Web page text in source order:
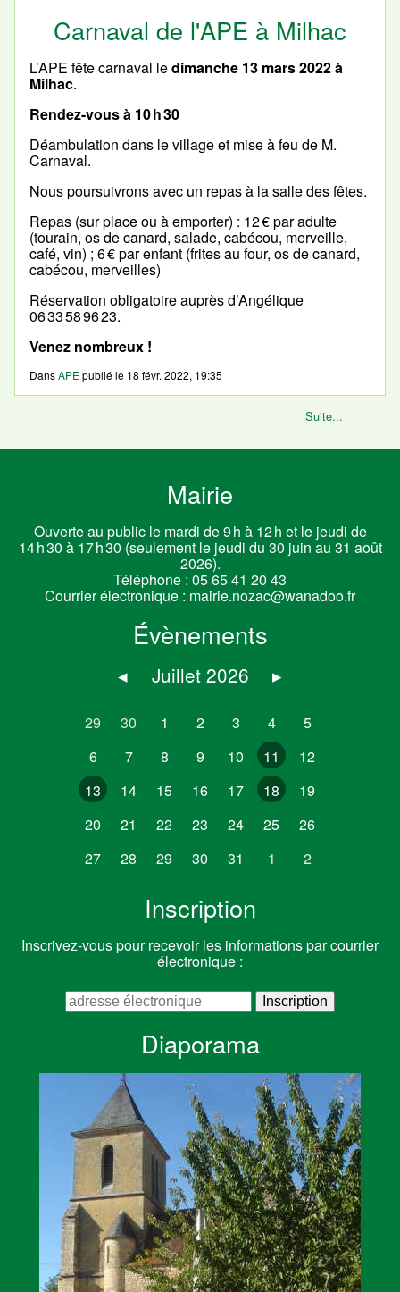
Carnaval de l'APE à Milhac
L’APE fête carnaval ledimanche 13 mars 2022 à
Milhac.
Rendez-vous à 10 h 30
Déambulation dans le village et mise à feu de M.
Carnaval.
Nous poursuivrons avec un repas à la salle des fêtes.
Repas (sur place ou à emporter) : 12 € par adulte
(tourain, os de canard, salade, cabécou, merveille,
café, vin) ; 6 € par enfant (frites au four, os de canard,
cabécou, merveilles)
Réservation obligatoire auprès d’Angélique
06 33 58 96 23.
Venez nombreux !
DansAPEpublié le 18 févr. 2022, 19:35
Suite...
Mairie
Ouverte au public le mardi de 9 h à 12 h et le jeudi de
14 h 30 à 17 h 30 (seulement le jeudi du 30 juin au 31 août
2026).
Téléphone : 05 65 41 20 43
Courrier électronique : mairie.nozac@wanadoo.fr
Évènements
◂ Juillet 2026 ▸
29 30 1 2 3 4
5
6
7 8 9 10 11
12
13
14 15 16 17 18
19
20
21 22 23 24 25
26
27
28 29 30 31 1 2
Inscription
Inscrivez-vous pour recevoir les informations par courrier
électronique :
Diaporama